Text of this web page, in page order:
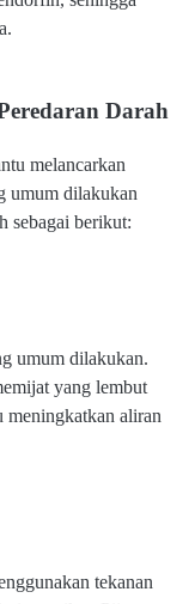
Darah
melancarkan
umum dilakukan
sebagai berikut:
umum dilakukan.
yang lembut
meningkatkan aliran
tekanan